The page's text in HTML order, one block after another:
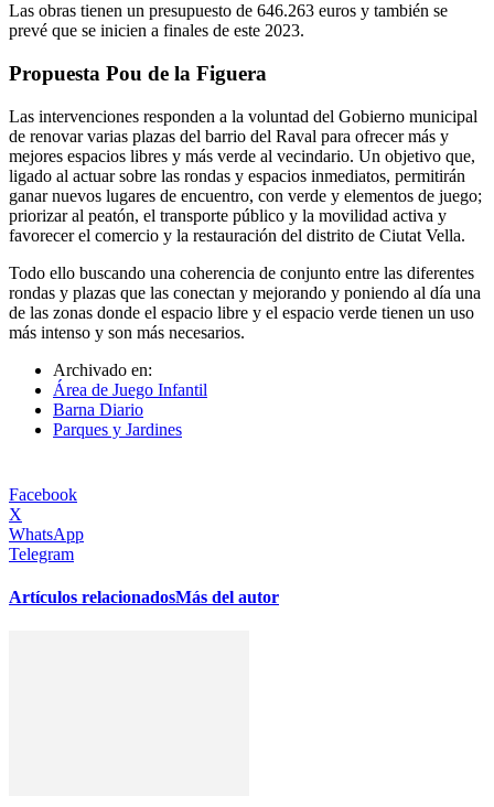
Las obras tienen un presupuesto de 646.263 euros y también se
prevé que se inicien a finales de este 2023.
Propuesta Pou de la Figuera
Las intervenciones responden a la voluntad del Gobierno municipal
de renovar varias plazas del barrio del Raval para ofrecer más y
mejores espacios libres y más verde al vecindario. Un objetivo que,
ligado al actuar sobre las rondas y espacios inmediatos, permitirán
ganar nuevos lugares de encuentro, con verde y elementos de juego;
priorizar al peatón, el transporte público y la movilidad activa y
favorecer el comercio y la restauración del distrito de Ciutat Vella.
Todo ello buscando una coherencia de conjunto entre las diferentes
rondas y plazas que las conectan y mejorando y poniendo al día una
de las zonas donde el espacio libre y el espacio verde tienen un uso
más intenso y son más necesarios.
Archivado en:
Área de Juego Infantil
Barna Diario
Parques y Jardines
Facebook
X
WhatsApp
Telegram
Artículos relacionadosMás del autor